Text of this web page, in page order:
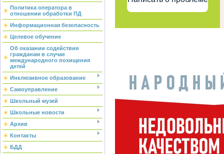
Политика оператора в
отношении обработки ПД
Информационная безопасность
Целевое обучение
Об оказании содействия
гражданам в случае
международного похищения
детей
Инклюзивное образование
Самоуправление
Школьный музей
Школьные новости
Архив
Контакты
БДД